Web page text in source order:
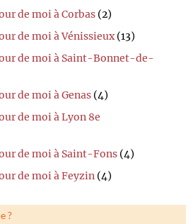
de moi à Corbas (2)
de moi à Vénissieux(13)
de moi à Saint-Bonnet-de-
de moi à Genas (4)
de moi à Lyon 8e
de moi à Saint-Fons (4)
de moi à Feyzin (4)
?